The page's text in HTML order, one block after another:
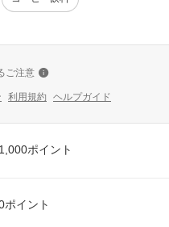
ご注意
利用規約 ヘルプガイド
ポイント
イント